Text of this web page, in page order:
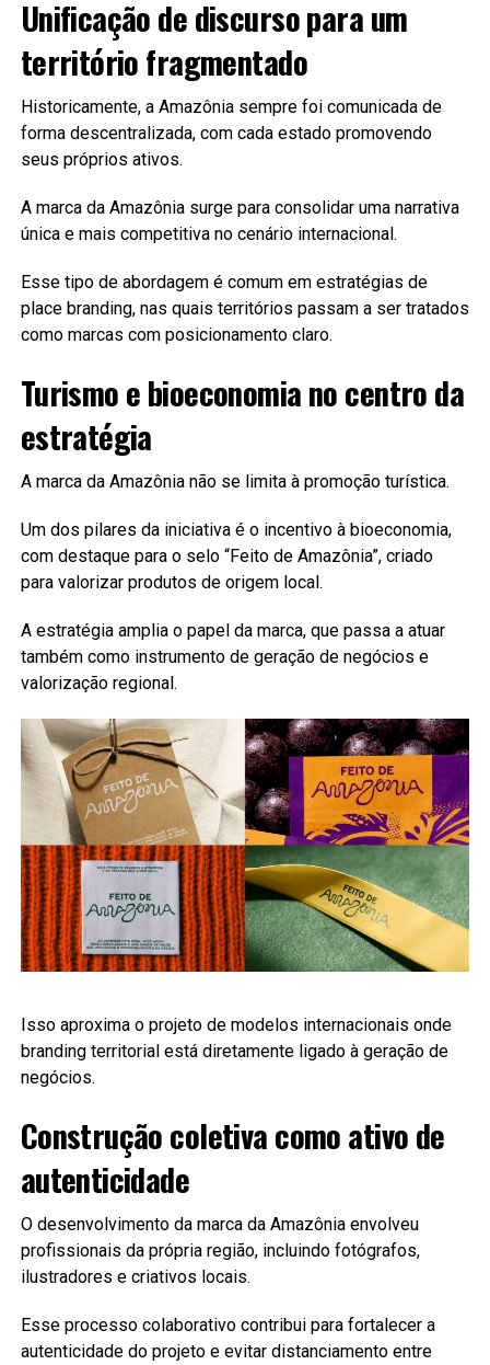
Unificação de discurso para um
território fragmentado
Historicamente, a Amazônia sempre foi comunicada de
forma descentralizada, com cada estado promovendo
seus próprios ativos.
A marca da Amazônia surge para consolidar uma narrativa
única e mais competitiva no cenário internacional.
Esse tipo de abordagem é comum em estratégias de
place branding, nas quais territórios passam a ser tratados
como marcas com posicionamento claro.
Turismo e bioeconomia no centro da
estratégia
A marca da Amazônia não se limita à promoção turística.
Um dos pilares da iniciativa é o incentivo à bioeconomia,
com destaque para o selo “Feito de Amazônia”, criado
para valorizar produtos de origem local.
A estratégia amplia o papel da marca, que passa a atuar
também como instrumento de geração de negócios e
valorização regional.
Isso aproxima o projeto de modelos internacionais onde
branding territorial está diretamente ligado à geração de
negócios.
Construção coletiva como ativo de
autenticidade
O desenvolvimento da marca da Amazônia envolveu
profissionais da própria região, incluindo fotógrafos,
ilustradores e criativos locais.
Esse processo colaborativo contribui para fortalecer a
autenticidade do projeto e evitar distanciamento entre